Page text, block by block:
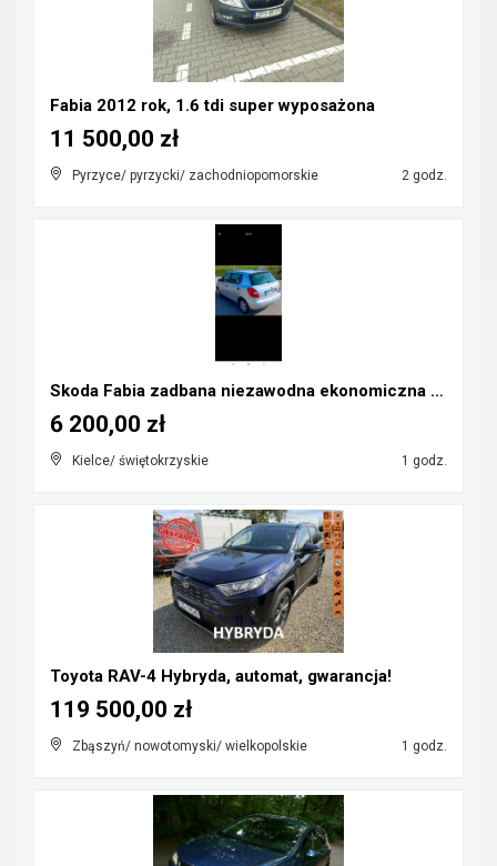
Fabia 2012 rok, 1.6 tdi super wyposażona
Pyrzyce/ pyrzycki/ zachodniopomorskie 2 godz.
11 500,00 zł
Skoda Fabia zadbana niezawodna ekonomiczna 2 właśc...
Kielce/ świętokrzyskie 1 godz.
6 200,00 zł
Toyota RAV-4 Hybryda, automat, gwarancja!
Zbąszyń/ nowotomyski/ wielkopolskie 1 godz.
119 500,00 zł